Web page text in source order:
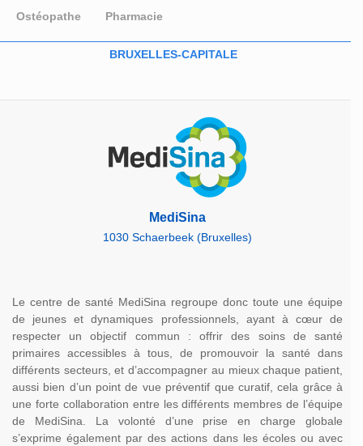
Ostéopathe Pharmacie
BRUXELLES-CAPITALE
MediSina
1030 Schaerbeek (Bruxelles)
Le centre de santé MediSina regroupe donc toute une équipe
de jeunes et dynamiques professionnels, ayant à cœur de
respecter un objectif commun : offrir des soins de santé
primaires accessibles à tous, de promouvoir la santé dans
différents secteurs, et d’accompagner au mieux chaque patient,
aussi bien d’un point de vue préventif que curatif, cela grâce à
une forte collaboration entre les différents membres de l’équipe
de MediSina. La volonté d’une prise en charge globale
s’exprime également par des actions dans les écoles ou avec